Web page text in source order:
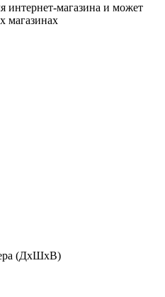
интернет-магазина и может
магазинах
(ДхШхВ)